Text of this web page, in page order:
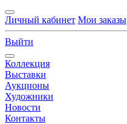
Личный кабинет Мои заказы
Выйти
Коллекция
Выставки
Аукционы
Художники
Новости
Контакты